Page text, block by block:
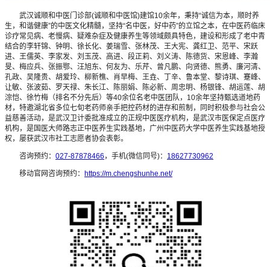
武汉诚顺和中医门诊部(诚顺和中医馆)建馆10余年，秉持“诚信为本，顺时养
生，和谐健康”的中医文化精髓，坚持“名中医，好中药”的立馆之本，在中医药临床
诊疗常见病、老慢病、疑难杂症及健康养生等领域颇具特色，建设和形成了老中青
结合的李轩锦、钟明、徐长化、姜瑞雪、张林茂、王大宪、龚红卫、范平、宋跃
进、王儒英、李家发、刘玉茂、高进、段正莉、刘义涛、陈德货、宋恩峰、李瀚
旻、梅应兵、张振鄂、汪旭东、何友为、乐芹、曾凡鹏、向贤德、熊勇、廉河清、
孔政、吴隆贵、胡爱玲、柳新樵、肖早梅、王垚、丁辛、鲁本堂、黎诗琪、蹇峰、
让敏、张波茹、罗天禄、朱长江、陈丽娟、陈必新、周忠明、杨银锋、胡运莲、胡
淙恺、徐竹梅（排名不分先后）等40余位名老中医团队，10余年坚持甄选道地药
材，特邀湖北省多位七旬老药师亲手把控药材的进存和煎制，同时积极参与社会公
益慈善活动，是武汉卫计委批准成立的正规中医医疗机构，是武汉市医保定点医疗
机构，是国医大师路志正中医养生实践基地，广州中医药大学中医养生实践基地授
权，屡获武汉市社工志愿者协会表彰。
咨询预约： 027-87878466 ，手机(微信同号)： 18627730962
移动官网咨询预约： https://m.chengshunhe.net/